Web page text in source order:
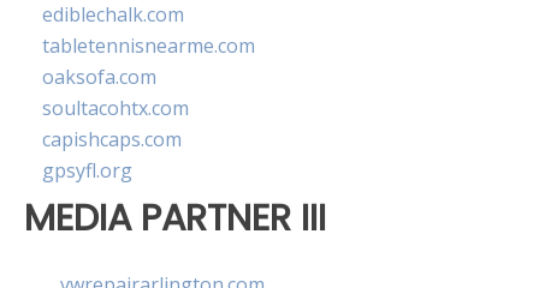
ediblechalk.com
tabletennisnearme.com
oaksofa.com
soultacohtx.com
capishcaps.com
gpsyfl.org
MEDIA PARTNER III